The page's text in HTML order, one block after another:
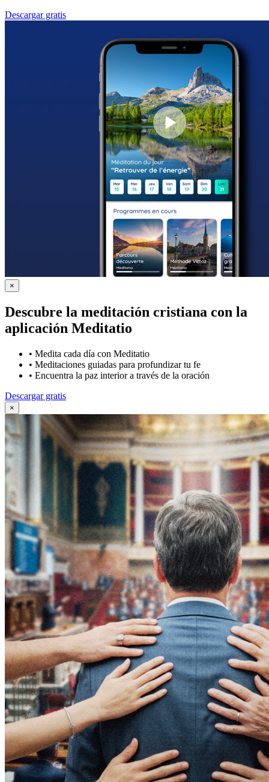
Descargar gratis
×
Descubre la meditación cristiana con la
aplicación Meditatio
• Medita cada día con Meditatio
• Meditaciones guiadas para profundizar tu fe
• Encuentra la paz interior a través de la oración
Descargar gratis
×